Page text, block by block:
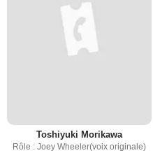
Toshiyuki Morikawa
Rôle : Joey Wheeler(voix originale)